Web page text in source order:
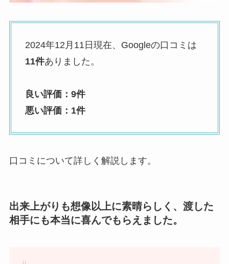
2024年12月11日現在、Googleの口コミは
11件ありました。
良い評価：9件
悪い評価：1件
口コミについて詳しく解説します。
出来上がりも想像以上に素晴らしく、渡した
相手にも本当に喜んでもらえました。